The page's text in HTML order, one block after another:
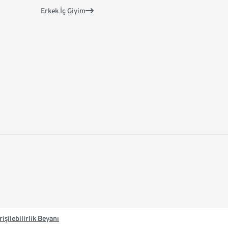
Erkek İç Giyim
Beyanı